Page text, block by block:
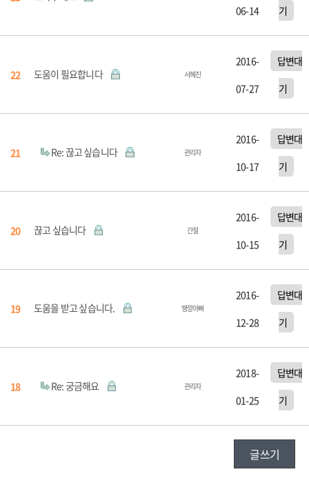
06-14
기
22 도움이 필요합니다 서혜진
2016-
07-27
답변대
기
21 Re: 끊고 싶습니다 관리자
2016-
10-17
답변대
기
20 끊고 싶습니다 간절
2016-
10-15
답변대
기
19 도움을 받고 싶습니다. 땡깡아빠
2016-
12-28
답변대
기
18 Re: 궁금해요 관리자
2018-
01-25
답변대
기
글쓰기